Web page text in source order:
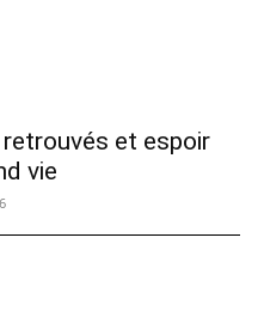
retrouvés et espoir
vie